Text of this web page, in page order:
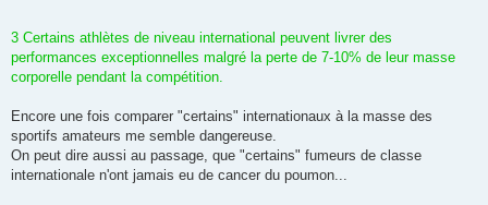
3 Certains athlètes de niveau international peuvent livrer des
performances exceptionnelles malgré la perte de 7-10% de leur masse
corporelle pendant la compétition.
Encore une fois comparer "certains" internationaux à la masse des
sportifs amateurs me semble dangereuse.
On peut dire aussi au passage, que "certains" fumeurs de classe
internationale n'ont jamais eu de cancer du poumon...